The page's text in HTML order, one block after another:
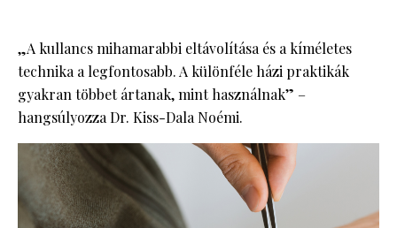
„A kullancs mihamarabbi eltávolítása és a kíméletes
technika a legfontosabb. A különféle házi praktikák
gyakran többet ártanak, mint használnak” –
hangsúlyozza Dr. Kiss-Dala Noémi.